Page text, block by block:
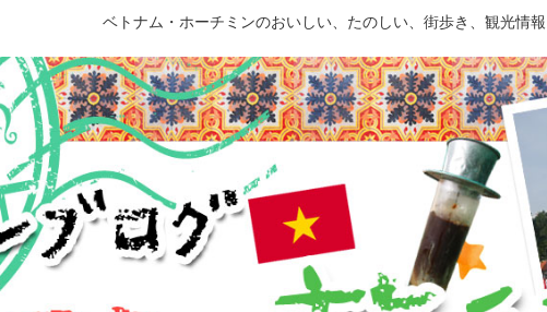
ベトナム・ホーチミンのおいしい、たのしい、街歩き、観光情報